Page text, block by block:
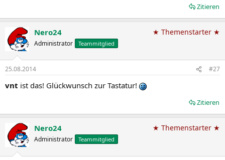
Zitieren
Nero24
Administrator Teammitglied
★ Themenstarter ★
25.08.2014 #27
vnt ist das! Glückwunsch zur Tastatur!
Zitieren
Nero24
Administrator Teammitglied
★ Themenstarter ★